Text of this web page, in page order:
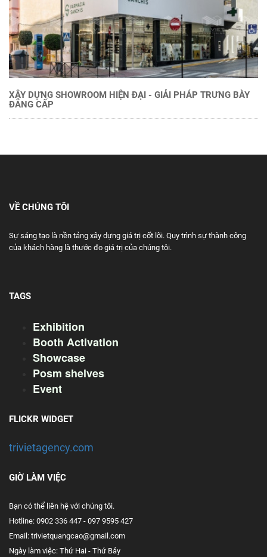
XÂY DỰNG SHOWROOM HIỆN ĐẠI - GIẢI PHÁP TRƯNG BÀY
ĐẲNG CẤP
VỀ CHÚNG TÔI
Sự sáng tạo là nền tảng xây dựng giá trị cốt lõi. Quy trình sự thành công
của khách hàng là thước đo giá trị của chúng tôi.
TAGS
Exhibition
Booth Activation
Showcase
Posm shelves
Event
FLICKR WIDGET
trivietagency.com
GIỜ LÀM VIỆC
Bạn có thể liên hệ với chúng tôi.
Hotline: 0902 336 447 - 097 9595 427
Email: trivietquangcao@gmail.com
Ngày làm việc: Thứ Hai - Thứ Bảy